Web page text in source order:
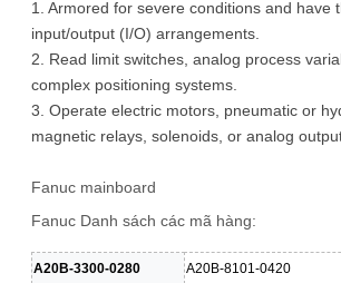
1. Armored for severe conditions and have
input/output (I/O) arrangements.
2. Read limit switches, analog process
complex positioning systems.
3. Operate electric motors, pneumatic or
magnetic relays, solenoids, or analog
Fanuc mainboard
Fanuc Danh sách các mã hàng:
A20B-3300-0280 A20B-8101-0420